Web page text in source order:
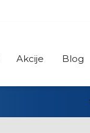
Akcije Blog